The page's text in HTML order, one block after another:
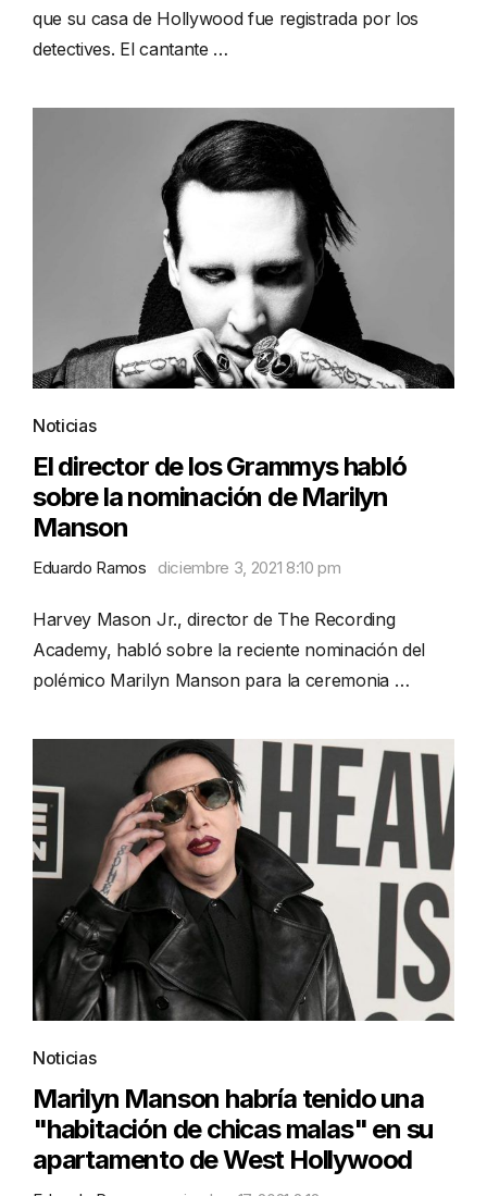
que su casa de Hollywood fue registrada por los
detectives. El cantante …
Noticias
El director de los Grammys habló
sobre la nominación de Marilyn
Manson
Eduardo Ramos diciembre 3, 2021 8:10 pm
Harvey Mason Jr., director de The Recording
Academy, habló sobre la reciente nominación del
polémico Marilyn Manson para la ceremonia …
Noticias
Marilyn Manson habría tenido una
"habitación de chicas malas" en su
apartamento de West Hollywood